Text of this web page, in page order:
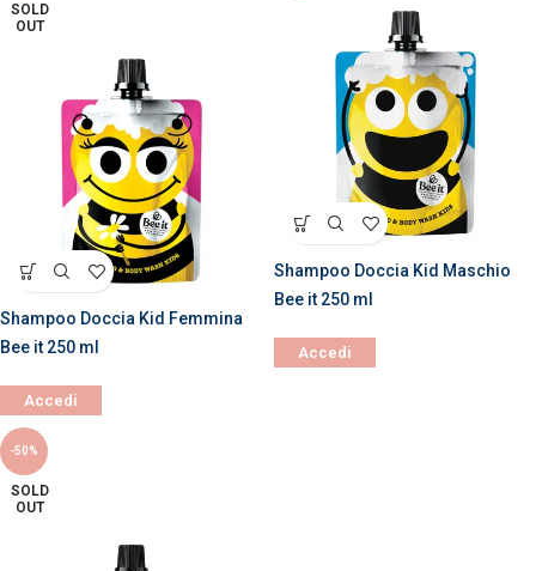
SOLD
OUT
Shampoo Doccia Kid Femmina
Bee it 250 ml
Accedi
Shampoo Doccia Kid Maschio
Bee it 250 ml
Accedi
-50%
SOLD
OUT